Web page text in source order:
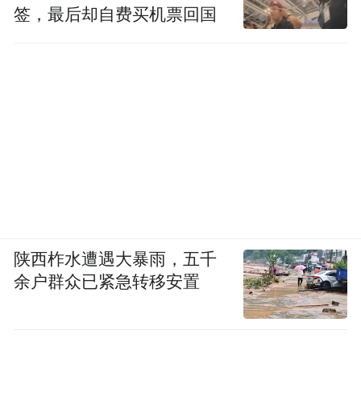
签，最后却自费买机票回国
陕西柞水遭遇大暴雨，五千
余户群众已紧急转移安置